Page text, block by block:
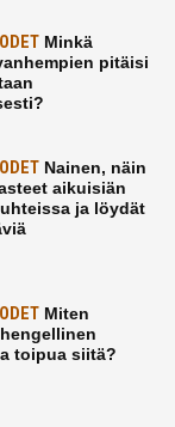
Minkä
pitäisi
Nainen, näin
aikuisiän
ja löydät
Miten
toipua siitä?